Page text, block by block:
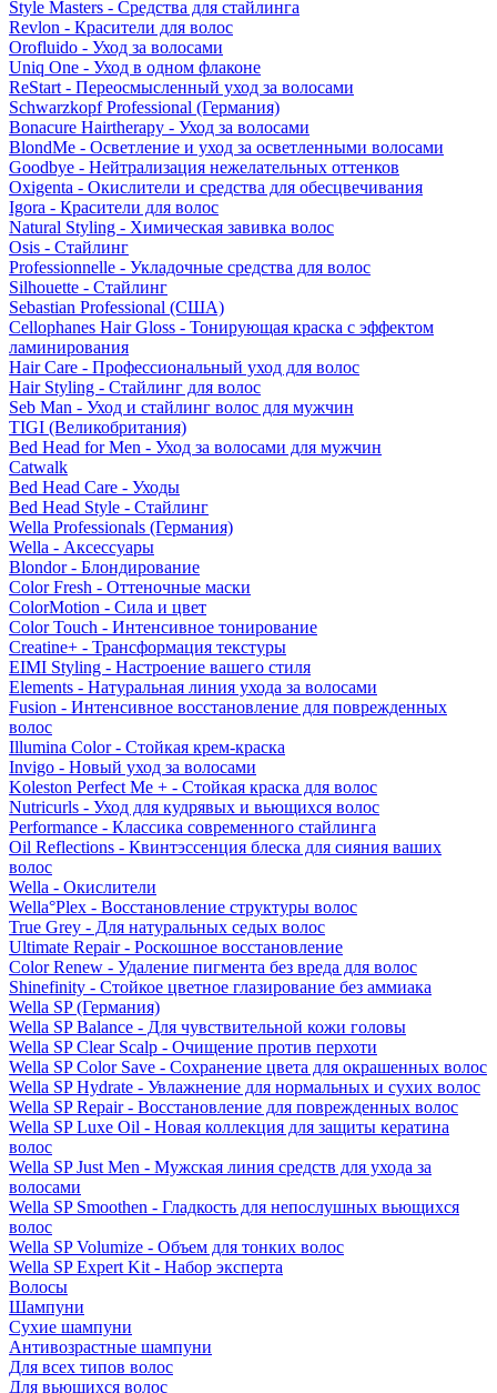
Style Masters - Средства для стайлинга
Revlon - Красители для волос
Orofluido - Уход за волосами
Uniq One - Уход в одном флаконе
ReStart - Переосмысленный уход за волосами
Schwarzkopf Professional (Германия)
Bonacure Hairtherapy - Уход за волосами
BlondMe - Осветление и уход за осветленными волосами
Goodbye - Нейтрализация нежелательных оттенков
Oxigenta - Окислители и средства для обесцвечивания
Igora - Красители для волос
Natural Styling - Химическая завивка волос
Osis - Стайлинг
Professionnelle - Укладочные средства для волос
Silhouette - Стайлинг
Sebastian Professional (США)
Cellophanes Hair Gloss - Тонирующая краска с эффектом
ламинирования
Hair Care - Профессиональный уход для волос
Hair Styling - Стайлинг для волос
Seb Man - Уход и стайлинг волос для мужчин
TIGI (Великобритания)
Bed Head for Men - Уход за волосами для мужчин
Catwalk
Bed Head Care - Уходы
Bed Head Style - Стайлинг
Wella Professionals (Германия)
Wella - Аксессуары
Blondor - Блондирование
Color Fresh - Оттеночные маски
ColorMotion - Сила и цвет
Color Touch - Интенсивное тонирование
Creatine+ - Трансформация текстуры
EIMI Styling - Настроение вашего стиля
Elements - Натуральная линия ухода за волосами
Fusion - Интенсивное восстановление для поврежденных
волос
Illumina Color - Стойкая крем-краска
Invigo - Новый уход за волосами
Koleston Perfect Me + - Стойкая краска для волос
Nutricurls - Уход для кудрявых и вьющихся волос
Performance - Классика современного стайлинга
Oil Reflections - Квинтэссенция блеска для сияния ваших
волос
Wella - Окислители
Wella°Plex - Восстановление структуры волос
True Grey - Для натуральных седых волос
Ultimate Repair - Роскошное восстановление
Color Renew - Удаление пигмента без вреда для волос
Shinefinity - Стойкое цветное глазирование без аммиака
Wella SP (Германия)
Wella SP Balance - Для чувствительной кожи головы
Wella SP Clear Scalp - Очищение против перхоти
Wella SP Color Save - Сохранение цвета для окрашенных волос
Wella SP Hydrate - Увлажнение для нормальных и сухих волос
Wella SP Repair - Восстановление для поврежденных волос
Wella SP Luxe Oil - Новая коллекция для защиты кератина
волос
Wella SP Just Men - Мужская линия средств для ухода за
волосами
Wella SP Smoothen - Гладкость для непослушных вьющихся
волос
Wella SP Volumize - Объем для тонких волос
Wella SP Expert Kit - Набор эксперта
Волосы
Шампуни
Сухие шампуни
Антивозрастные шампуни
Для всех типов волос
Для вьющихся волос